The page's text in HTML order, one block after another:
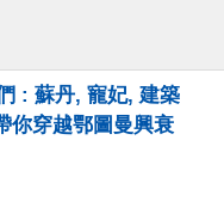
: 蘇丹, 寵妃, 建築
你穿越鄂圖曼興衰